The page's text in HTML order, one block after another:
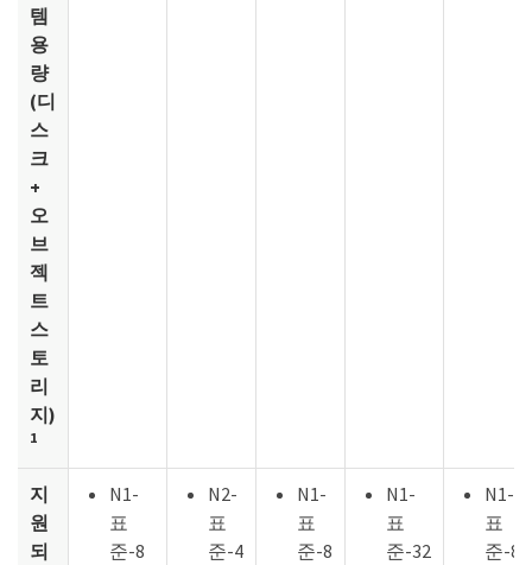
템
용
량
(디
스
크
+
오
브
젝
트
스
토
리
지)
1
지
원
되
N1-
표
준-8
N2-
표
준-4
N1-
표
준-8
N1-
표
준-32
N1-
표
준-8